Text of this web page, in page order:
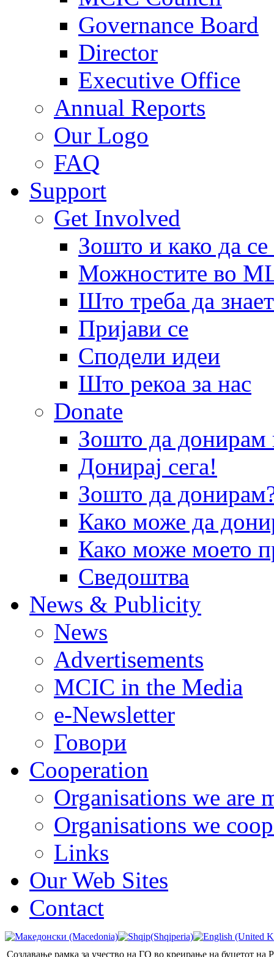
Governance Board
Director
Executive Office
Annual Reports
Our Logo
FAQ
Support
Get Involved
Зошто и како да
Можностите во
Што треба да
Пријави се
Сподели идеи
Што рекоа за нас
Donate
Зошто да
Донирај сега!
Зошто да
Како може да
Како може моето
Сведоштва
News & Publicity
News
Advertisements
MCIC in the Media
e-Newsletter
Говори
Cooperation
Organisations we are
Organisations we
Links
Our Web Sites
Contact
Создавање рамка за учество на ГО во креирање на буџетот на